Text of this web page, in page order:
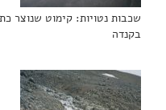
שכבות נטויות: קימוט שנוצר
בקנדה